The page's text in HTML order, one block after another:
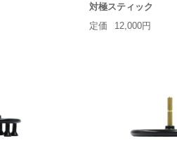
対極スティック
定価
12,000円